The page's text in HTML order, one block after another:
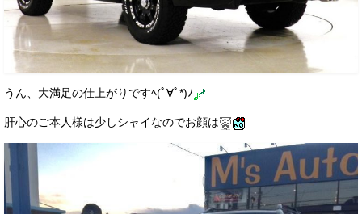
うん、大満足の仕上がりですﾍ(ﾟ∀ﾟ*)ﾉ
肝心のご本人様は少しシャイなのでお顔は